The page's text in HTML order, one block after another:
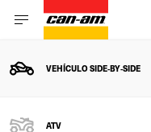
VEHÍCULO SIDE‑BY‑SIDE
ATV
MAVERICK R